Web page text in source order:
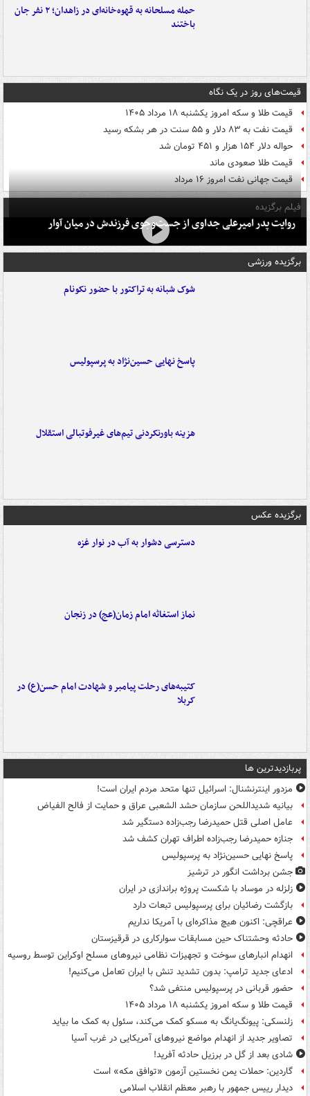
حمله مسلحانه به قهوه‌خانه‌ای در زاهدان؛ ۲ نفر جان
باختند
قیمت‌های روز در یک نگاه
قیمت طلا و سکه امروز یکشنبه ۱۸ مرداد ۱۴۰۵
قیمت نفت به ۸۳ دلار و ۵۵ سنت در هر بشکه رسید
حواله دلار ۱۵۴ هزار و ۴۵۱ تومان شد
قیمت طلا صعودی ماند
قیمت جهانی نفت امروز ۱۶ مرداد
فیلم برگزیده
روایت پدر امیرعلی جداوی از جست‌وجوی فرزندش در میان آوار
برگزیده ورزشی
شوک شبانه به تراکتور با حضور نکونام
پاسخ نهایی حسین‌نژاد به پرسپولیس
هزینه باورنکردنی تیم‌های غیرفوتبالی استقلال
برگزیده عکس
دسترسی دشوار به آب در نوار غزه
نماز استغاثه امام زمان(عج) در زنجان
کتیبه‌های رحلت پیامبر و شهادت امام حسن(ع) در
کربلا
پربازدیدترین ها
مزدور اینترنشنال: اسرائیل تنها متحد مردم ایران است!
بیانیه شدیداللحن سازمان حشد الشعبی عراق و حمایت از فالح الفیاض
عامل اصلی قتل حمیدرضا رجب‌زاده دستگیر شد
جنازه حمیدرضا رجب‌زاده اطراف تهران کشف شد
پاسخ نهایی حسین‌نژاد به پرسپولیس
جشن برداشت انگور در ترشیز
زلزله در موساد با شکست پروژه براندازی در ایران
بازگشت رضائیان برای پرسپولیس تبعات دارد
عراقچی: اکنون هیچ مذاکره‌ای با آمریکا نداریم
حادثه وحشتناک حین مسابقات سوارکاری در قرقیزستان
انهدام انبارهای سوخت و تجهیزات نظامی نیروهای مسلح اوکراین توسط روسیه
ادعای جدید ترامپ: بدون تشدید تنش با ایران تعامل می‌کنیم!
حضور قربانی در پرسپولیس منتفی شد؟
قیمت طلا و سکه امروز یکشنبه ۱۸ مرداد ۱۴۰۵
زلنسکی: پیونگ‌یانگ به مسکو کمک می‌کند، سئول به کمک ما بیاید
تصاویر جدید از انهدام مواضع نیروهای آمریکایی در غرب آسیا
شادی بعد از گل در برزیل حادثه آفرید!
گاردین: حملات یمن نخستین آزمون «توافق مکه» است
دیدار رییس جمهور با رهبر معظم انقلاب اسلامی